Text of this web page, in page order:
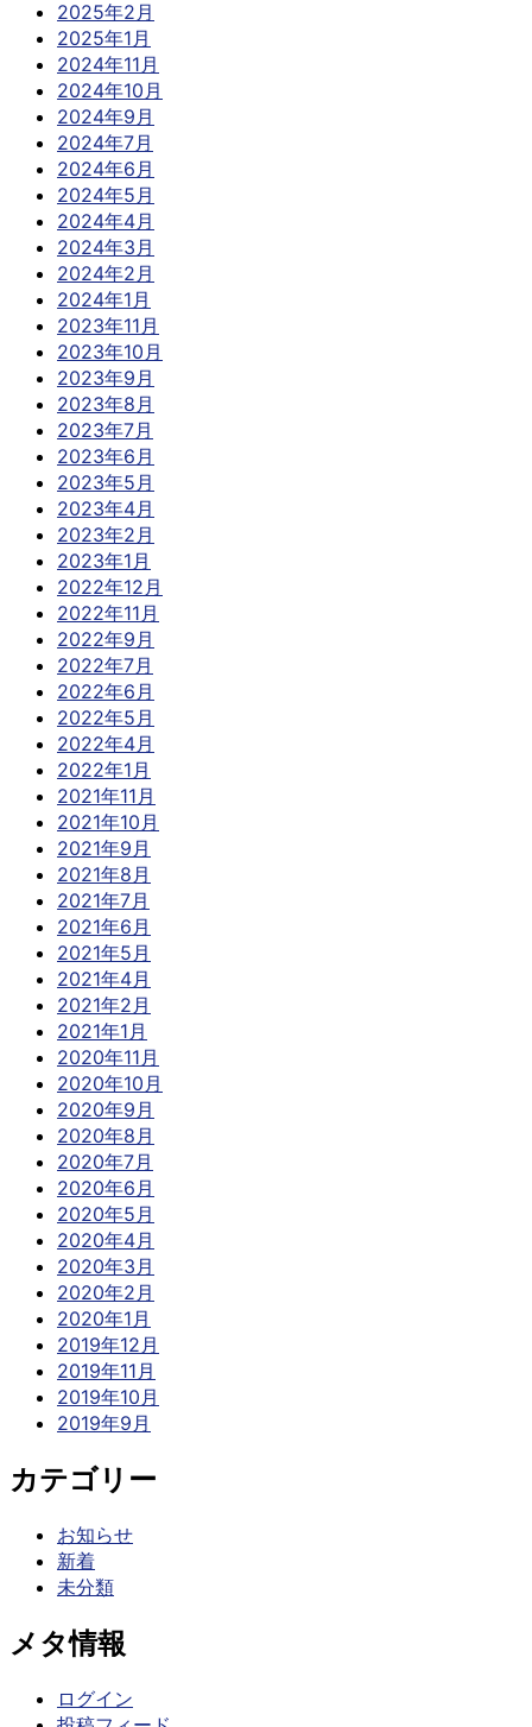
2025年2月
2025年1月
2024年11月
2024年10月
2024年9月
2024年7月
2024年6月
2024年5月
2024年4月
2024年3月
2024年2月
2024年1月
2023年11月
2023年10月
2023年9月
2023年8月
2023年7月
2023年6月
2023年5月
2023年4月
2023年2月
2023年1月
2022年12月
2022年11月
2022年9月
2022年7月
2022年6月
2022年5月
2022年4月
2022年1月
2021年11月
2021年10月
2021年9月
2021年8月
2021年7月
2021年6月
2021年5月
2021年4月
2021年2月
2021年1月
2020年11月
2020年10月
2020年9月
2020年8月
2020年7月
2020年6月
2020年5月
2020年4月
2020年3月
2020年2月
2020年1月
2019年12月
2019年11月
2019年10月
2019年9月
カテゴリー
お知らせ
新着
未分類
メタ情報
ログイン